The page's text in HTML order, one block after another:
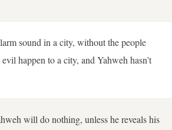
sound in a city, without the people
happen to a city, and Yahweh hasn’t
will do nothing, unless he reveals his